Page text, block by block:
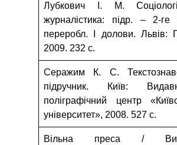
Лубкович І. М.
журналістика: підр. – 2-ге
переробл. І долови. Львів:
2009. 232 с.
Серажим К. С.
підручник. Київ:
поліграфічний центр
університет», 2008. 527 с.
Вільна преса /